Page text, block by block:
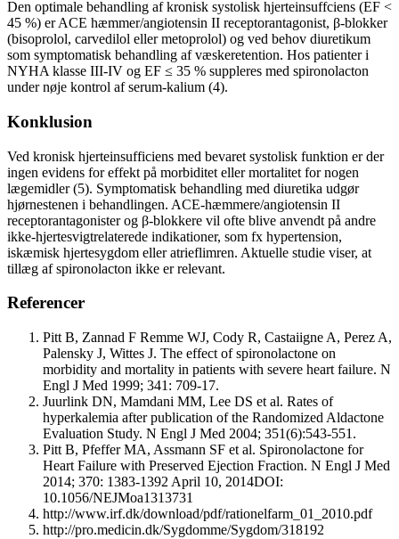
Den optimale behandling af kronisk systolisk hjerteinsuffciens (EF <
45 %) er ACE hæmmer/angiotensin II receptorantagonist, β-blokker
(bisoprolol, carvedilol eller metoprolol) og ved behov diuretikum
som symptomatisk behandling af væskeretention. Hos patienter i
NYHA klasse III-IV og EF ≤ 35 % suppleres med spironolacton
under nøje kontrol af serum-kalium (4).
Konklusion
Ved kronisk hjerteinsufficiens med bevaret systolisk funktion er der
ingen evidens for effekt på morbiditet eller mortalitet for nogen
lægemidler (5). Symptomatisk behandling med diuretika udgør
hjørnestenen i behandlingen. ACE-hæmmere/angiotensin II
receptorantagonister og β-blokkere vil ofte blive anvendt på andre
ikke-hjertesvigtrelaterede indikationer, som fx hypertension,
iskæmisk hjertesygdom eller atrieflimren. Aktuelle studie viser, at
tillæg af spironolacton ikke er relevant.
Referencer
Pitt B, Zannad F Remme WJ, Cody R, Castaiigne A, Perez A,
Palensky J, Wittes J. The effect of spironolactone on
morbidity and mortality in patients with severe heart failure. N
Engl J Med 1999; 341: 709-17.
Juurlink DN, Mamdani MM, Lee DS et al. Rates of
hyperkalemia after publication of the Randomized Aldactone
Evaluation Study. N Engl J Med 2004; 351(6):543-551.
Pitt B, Pfeffer MA, Assmann SF et al. Spironolactone for
Heart Failure with Preserved Ejection Fraction. N Engl J Med
2014; 370: 1383-1392 April 10, 2014DOI:
10.1056/NEJMoa1313731
http://www.irf.dk/download/pdf/rationelfarm_01_2010.pdf
http://pro.medicin.dk/Sygdomme/Sygdom/318192